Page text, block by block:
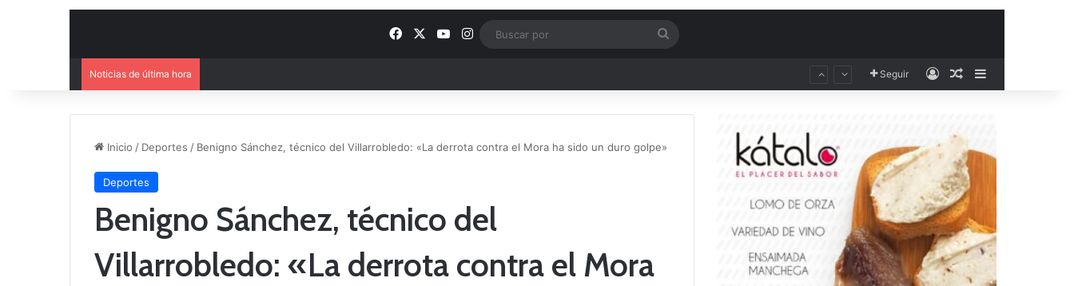
FacebookYouTube
Instagram
Noticias de última hora Seguir AccesoPublicación al
Inicio / Deportes / Benigno Sánchez, técnico del Villarrobledo: «La derrota contra el Mora ha sido un duro golpe»
Deportes
Benigno Sánchez, técnico del
Villarrobledo: «La derrota contra el Mora